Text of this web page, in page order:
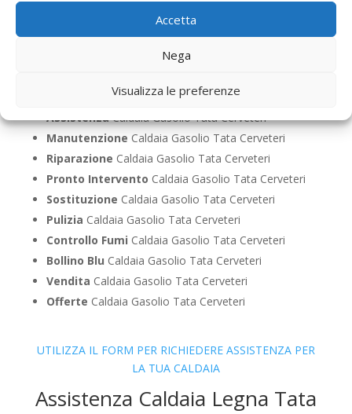
Accetta
Nega
Visualizza le preferenze
Caldaie Tata Cerveteri – Caldaie a Gasolio a Roma
Prima AccensioneCaldaia Gasolio Tata Cerveteri
AssistenzaCaldaia Gasolio Tata Cerveteri
Manutenzione Caldaia Gasolio Tata Cerveteri
Riparazione Caldaia Gasolio Tata Cerveteri
Pronto Intervento Caldaia Gasolio Tata Cerveteri
Sostituzione Caldaia Gasolio Tata Cerveteri
Pulizia Caldaia Gasolio Tata Cerveteri
Controllo Fumi Caldaia Gasolio Tata Cerveteri
Bollino Blu Caldaia Gasolio Tata Cerveteri
Vendita Caldaia Gasolio Tata Cerveteri
Offerte Caldaia Gasolio Tata Cerveteri
UTILIZZA IL FORM PER RICHIEDERE ASSISTENZA PER
LA TUA CALDAIA
Assistenza Caldaia Legna Tata